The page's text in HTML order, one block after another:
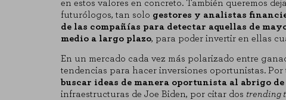
en estos valores en concreto. También queremos
futurólogos, tan solo gestores y analistas
de las compañías para detectar aquellas de
medio a largo plazo, para poder invertir en ellas
En un mercado cada vez más polarizado entre
tendencias para hacer inversiones oportunistas.
buscar ideas de manera oportunista al abrigo
infraestructuras de Joe Biden, por citar dos trending
GUARDAR
Puedes volver a configurar tus cookies desde